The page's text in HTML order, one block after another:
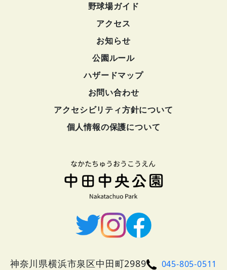
野球場ガイド
アクセス
お知らせ
公園ルール
ハザードマップ
お問い合わせ
アクセシビリティ方針について
個人情報の保護について
神奈川県横浜市泉区中田町2989 045-805-0511